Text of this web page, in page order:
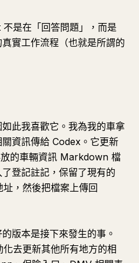
是在「回答問題」，而是
實工作流程（也就是所謂的
此我喜歡它。我為我的車拿
資訊傳給 Codex。它更新
的車輛資訊 Markdown 檔
登記註記，保留了現有的
，然後把檔案上傳回
版本是接下來發生的事。
去更新其他所有地方的相